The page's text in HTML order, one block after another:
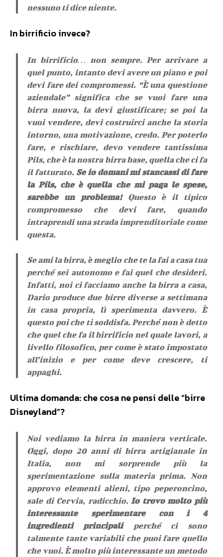
nessuno ti dice niente.
In birrificio invece?
In birrificio… non sempre. Per arrivare a
quel punto, intanto devi avere un piano e poi
devi fare dei compromessi. “È una questione
aziendale” significa che se vuoi fare una
birra nuova, la devi giustificare; se poi la
vuoi vendere, devi costruirci anche la storia
intorno, una motivazione, credo. Per poterlo
fare, e rischiare, devo vendere tantissima
Pils, che è la nostra birra base, quella che ci fa
il fatturato. Se io domani mi stancassi di fare
la Pils, che è quella che mi paga le spese,
sarebbe un problema!Questo è il tipico
compromesso che devi fare, quando
intraprendi una strada imprenditoriale come
questa.
Se ami la birra, è meglio che te la fai a casa tua
perché sei autonomo e fai quel che desideri.
Infatti, noi ci facciamo anche la birra a casa,
Dario produce due birre diverse a settimana
in casa propria, lì sperimenta davvero. È
questo poi che ti soddisfa. Perché non è detto
che quel che fa il birrificio nel quale lavori, a
livello filosofico, per come è stato impostato
all’inizio e per come deve crescere, ti
appaghi.
Ultima domanda: che cosa ne pensi delle “birre
Disneyland”?
Noi vediamo la birra in maniera verticale.
Oggi, dopo 20 anni di birra artigianale in
Italia, non mi sorprende più la
sperimentazione sulla materia prima. Non
approvo elementi alieni, tipo peperoncino,
sale di Cervia, radicchio.Io trovo molto più
interessante sperimentare con i 4
ingredienti principaliperché ci sono
talmente tante variabili che puoi fare quello
che vuoi. È molto più interessante un metodo